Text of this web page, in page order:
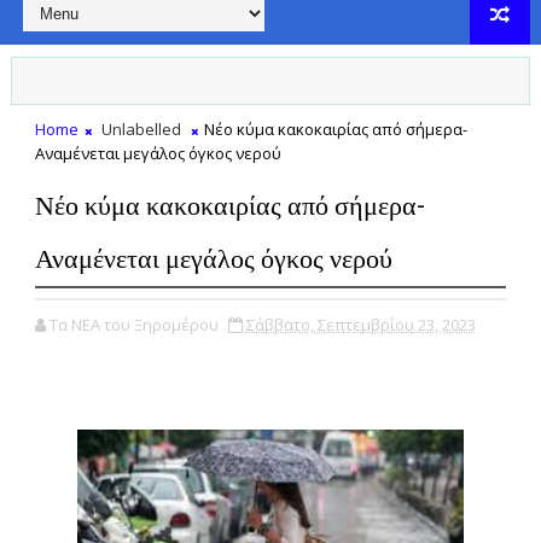
Home Unlabelled
Νέο κύμα κακοκαιρίας από σήμερα-
Αναμένεται μεγάλος όγκος νερού
Νέο κύμα κακοκαιρίας από σήμερα-
Αναμένεται μεγάλος όγκος νερού
Τα ΝΕΑ του Ξηρομέρου Σάββατο, Σεπτεμβρίου 23, 2023